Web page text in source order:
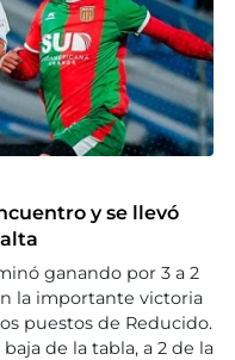
y se llevó
ganando por 3 a 2
la importante victoria
puestos de Reducido.
de la tabla, a 2 de la